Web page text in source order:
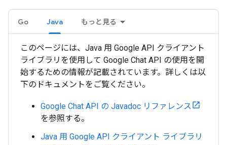
Go Java もっと見る
このページには、Java 用 Google API クライアント
ライブラリを使用して Google Chat API の使用を開
始するための情報が記載されています。詳しくは以
下のドキュメントをご覧ください。
Google Chat API の Javadoc リファレンス
を参照する。
Java 用 Google API クライアント ライブラリ